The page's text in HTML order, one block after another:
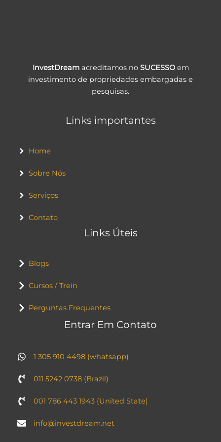
InvestDreamacreditamos no SUCESSOem
investimento de propriedades embargadas e
pesquisas.
Links importantes
Home
Sobre Nós
Serviços
Contato
Links Úteis
Blogs
Cursos / Trein
Perguntas Frequentes
Entrar Em Contato
1 305 910 4498 (whatsapp)
011 5242 0738 (Brazil)
001 786 443 1943 (United State)
info@investdream.net